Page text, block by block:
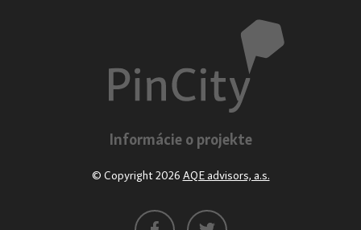
Informácie o projekte
© Copyright 2026 AQE advisors, a.s.